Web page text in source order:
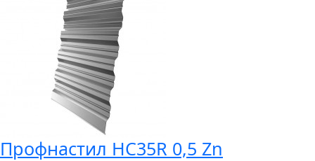
Профнастил HC35R 0,5 Zn